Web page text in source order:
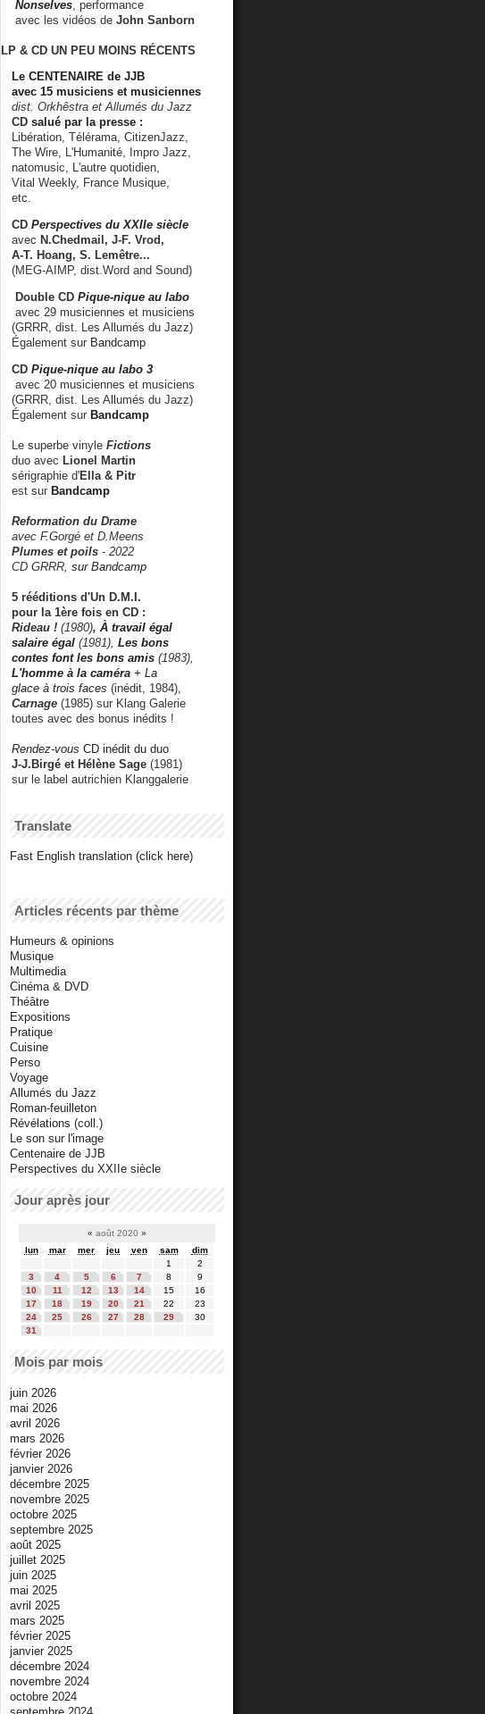
Nonselves , performance
avec les vidéos de John Sanborn
LP & CD UN PEU MOINS RÉCENTS
Le CENTENAIRE de JJB
avec 15 musiciens et musiciennes
dist. Orkhêstra et Allumés du Jazz
CD salué par la presse :
Libération, Télérama, CitizenJazz,
The Wire, L'Humanité, Impro Jazz,
natomusic, L'autre quotidien,
Vital Weekly, France Musique,
etc.
CD Perspectives du XXIIe siècle
avec N.Chedmail, J-F. Vrod,
A-T. Hoang, S. Lemêtre...
(MEG-AIMP, dist.Word and Sound)
Double CD Pique-nique au labo
avec 29 musiciennes et musiciens
(GRRR, dist. Les Allumés du Jazz)
Également sur Bandcamp
CD Pique-nique au labo 3
avec 20 musiciennes et musiciens
(GRRR, dist. Les Allumés du Jazz)
Également sur Bandcamp
Le superbe vinyle Fictions
duo avec Lionel Martin
sérigraphie d'Ella & Pitr
est sur Bandcamp
Reformation du Drame
avec F.Gorgé et D.Meens
Plumes et poils - 2022
CD GRRR, sur Bandcamp
5 rééditions d'Un D.M.I.
pour la 1ère fois en CD :
Rideau ! (1980), À travail égal
salaire égal (1981), Les bons
contes font les bons amis (1983),
L'homme à la caméra + La
glace à trois faces (inédit, 1984),
Carnage (1985) sur Klang Galerie
toutes avec des bonus inédits !
Rendez-vous CD inédit du duo
J-J.Birgé et Hélène Sage (1981)
sur le label autrichien Klanggalerie
Translate
Fast English translation (click here)
Articles récents par thème
Humeurs & opinions
Musique
Multimedia
Cinéma & DVD
Théâtre
Expositions
Pratique
Cuisine
Perso
Voyage
Allumés du Jazz
Roman-feuilleton
Révélations (coll.)
Le son sur l'image
Centenaire de JJB
Perspectives du XXIIe siècle
Jour après jour
« août 2020 »
lun
mar mer jeu ven sam
dim
1
2
3
4 5 6 7 8
9
10
11 12 13 14 15
16
17
18 19 20 21 22
23
24
25 26 27 28 29
30
31
Mois par mois
juin 2026
mai 2026
avril 2026
mars 2026
février 2026
janvier 2026
décembre 2025
novembre 2025
octobre 2025
septembre 2025
août 2025
juillet 2025
juin 2025
mai 2025
avril 2025
mars 2025
février 2025
janvier 2025
décembre 2024
novembre 2024
octobre 2024